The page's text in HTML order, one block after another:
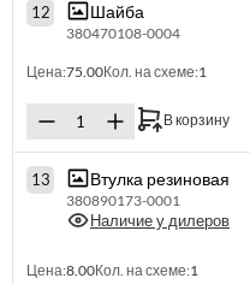
12 Шайба
380470108-0004
Цена:75.00Кол. на схеме:1
В корзину
13 Втулка резиновая
380890173-0001
Наличие у дилеров
Цена:8.00Кол. на схеме:1